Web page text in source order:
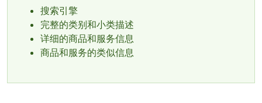
搜索引擎
完整的类别和小类描述
详细的商品和服务信息
商品和服务的类似信息